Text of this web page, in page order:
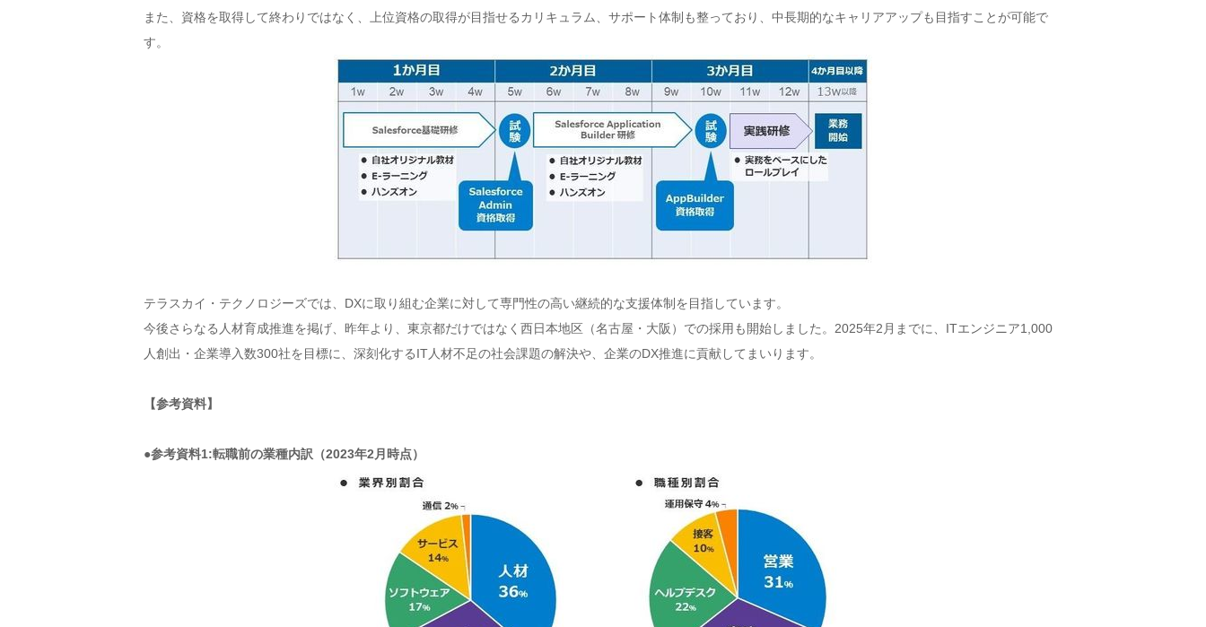
また、資格を取得して終わりではなく、上位資格の取得が目指せるカリキュラム、サポート体制も整っており、中長期的なキャリアアップも目指すことが可能で
す。
テラスカイ・テクノロジーズでは、DXに取り組む企業に対して専門性の高い継続的な支援体制を目指しています。
今後さらなる人材育成推進を掲げ、昨年より、東京都だけではなく西日本地区（名古屋・大阪）での採用も開始しました。2025年2月までに、ITエンジニア1,000
人創出・企業導入数300社を目標に、深刻化するIT人材不足の社会課題の解決や、企業のDX推進に貢献してまいります。
【参考資料】
●参考資料1:転職前の業種内訳（2023年2月時点）